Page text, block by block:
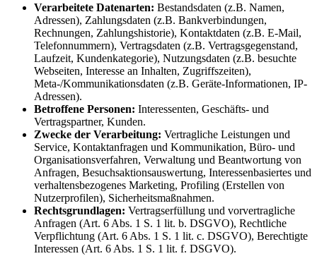
Verarbeitete Datenarten: Bestandsdaten (z.B. Namen,
Adressen), Zahlungsdaten (z.B. Bankverbindungen,
Rechnungen, Zahlungshistorie), Kontaktdaten (z.B. E-Mail,
Telefonnummern), Vertragsdaten (z.B. Vertragsgegenstand,
Laufzeit, Kundenkategorie), Nutzungsdaten (z.B. besuchte
Webseiten, Interesse an Inhalten, Zugriffszeiten),
Meta-/Kommunikationsdaten (z.B. Geräte-Informationen, IP-
Adressen).
Betroffene Personen: Interessenten, Geschäfts- und
Vertragspartner, Kunden.
Zwecke der Verarbeitung: Vertragliche Leistungen und
Service, Kontaktanfragen und Kommunikation, Büro- und
Organisationsverfahren, Verwaltung und Beantwortung von
Anfragen, Besuchsaktionsauswertung, Interessenbasiertes und
verhaltensbezogenes Marketing, Profiling (Erstellen von
Nutzerprofilen), Sicherheitsmaßnahmen.
Rechtsgrundlagen: Vertragserfüllung und vorvertragliche
Anfragen (Art. 6 Abs. 1 S. 1 lit. b. DSGVO), Rechtliche
Verpflichtung (Art. 6 Abs. 1 S. 1 lit. c. DSGVO), Berechtigte
Interessen (Art. 6 Abs. 1 S. 1 lit. f. DSGVO).